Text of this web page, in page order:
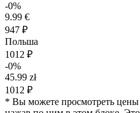
-0%
9.99 €
947 ₽
Польша
1012 ₽
-0%
45.99 zł
1012 ₽
* Вы можете просмотреть цены